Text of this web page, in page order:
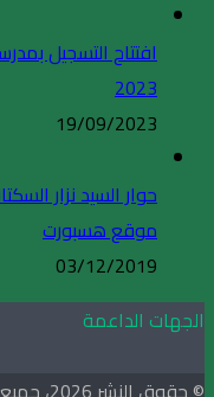
2023
19/09/2023
حوار السيد نزار
موقع هسبورت
03/12/2019
الجهات الداعمة